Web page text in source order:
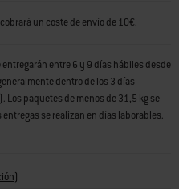
un coste de envío de 10€.
entre 6 y 9 días hábiles desde
dentro de los 3 días
Los paquetes de menos de 31,5 kg se
se realizan en días laborables.
)